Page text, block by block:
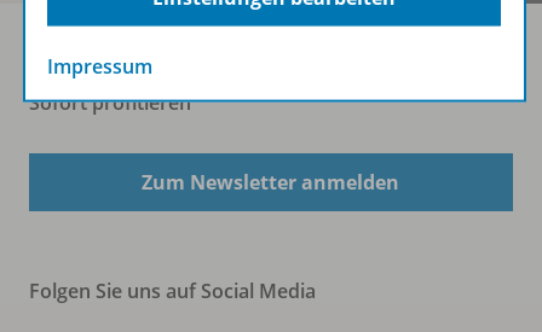
Sofort profitieren
Zum Newsletter anmelden
Folgen Sie uns auf Social Media
Impressum